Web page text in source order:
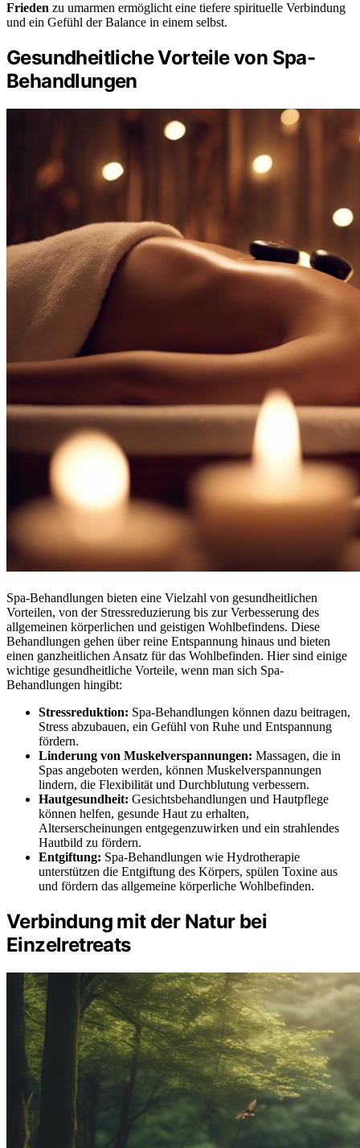
Frieden zu umarmen ermöglicht eine tiefere spirituelle Verbindung
und ein Gefühl der Balance in einem selbst.
Gesundheitliche Vorteile von Spa-
Behandlungen
Spa-Behandlungen bieten eine Vielzahl von gesundheitlichen
Vorteilen, von der Stressreduzierung bis zur Verbesserung des
allgemeinen körperlichen und geistigen Wohlbefindens. Diese
Behandlungen gehen über reine Entspannung hinaus und bieten
einen ganzheitlichen Ansatz für das Wohlbefinden. Hier sind einige
wichtige gesundheitliche Vorteile, wenn man sich Spa-
Behandlungen hingibt:
Stressreduktion: Spa-Behandlungen können dazu beitragen,
Stress abzubauen, ein Gefühl von Ruhe und Entspannung
fördern.
Linderung von Muskelverspannungen: Massagen, die in
Spas angeboten werden, können Muskelverspannungen
lindern, die Flexibilität und Durchblutung verbessern.
Hautgesundheit: Gesichtsbehandlungen und Hautpflege
können helfen, gesunde Haut zu erhalten,
Alterserscheinungen entgegenzuwirken und ein strahlendes
Hautbild zu fördern.
Entgiftung: Spa-Behandlungen wie Hydrotherapie
unterstützen die Entgiftung des Körpers, spülen Toxine aus
und fördern das allgemeine körperliche Wohlbefinden.
Verbindung mit der Natur bei
Einzelretreats